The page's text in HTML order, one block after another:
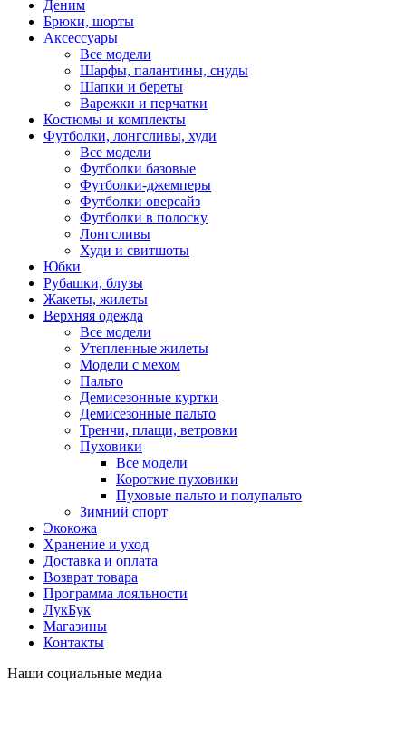
Деним
Брюки, шорты
Аксессуары
Все модели
Шарфы, палантины, снуды
Шапки и береты
Варежки и перчатки
Костюмы и комплекты
Футболки, лонгсливы, худи
Все модели
Футболки базовые
Футболки-джемперы
Футболки оверсайз
Футболки в полоску
Лонгсливы
Худи и свитшоты
Юбки
Рубашки, блузы
Жакеты, жилеты
Верхняя одежда
Все модели
Утепленные жилеты
Модели с мехом
Пальто
Демисезонные куртки
Демисезонные пальто
Тренчи, плащи, ветровки
Пуховики
Все модели
Короткие пуховики
Пуховые пальто и полупальто
Зимний спорт
Экокожа
Хранение и уход
Доставка и оплата
Возврат товара
Программа лояльности
ЛукБук
Магазины
Контакты
Наши социальные медиа